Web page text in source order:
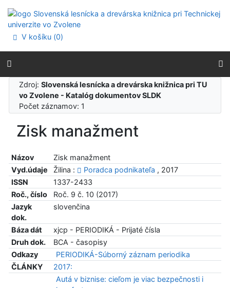
Prejsť na menu
Prehlásenie o webovej prístupnosti
V košíku (0)
Zdroj:Slovenská lesnícka a drevárska knižnica pri TU
vo Zvolene - Katalóg dokumentov SLDK
Počet záznamov: 1
Zisk manažment
Názov
Zisk manažment
Vyd.údaje
Žilina : Poradca podnikateľa , 2017
ISSN
1337-2433
Roč., číslo
Roč. 9 č. 10 (2017)
Jazyk
dok.
slovenčina
Báza dát
xjcp - PERIODIKÁ - Prijaté čísla
Druh dok.
BCA - časopisy
Odkazy
PERIODIKÁ-Súborný záznam periodika
ČLÁNKY
2017:
Autá v biznise: cieľom je viac bezpečnosti i